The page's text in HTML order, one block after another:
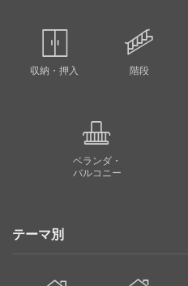
収納・押入 階段
ベランダ・
バルコニー
テーマ別